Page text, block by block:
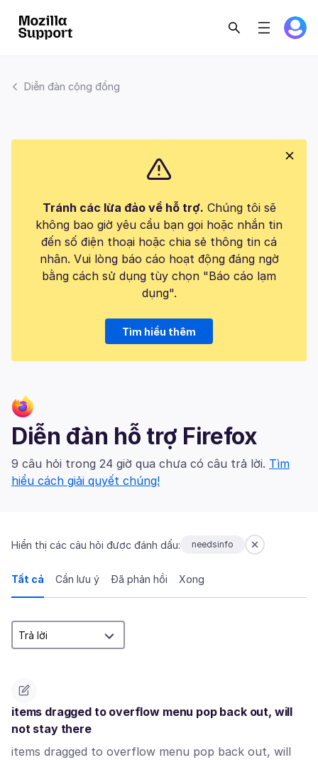
Diễn đàn cộng đồng
Tránh các lừa đảo về hỗ trợ. Chúng tôi sẽ
không bao giờ yêu cầu bạn gọi hoặc nhắn tin
đến số điện thoại hoặc chia sẻ thông tin cá
nhân. Vui lòng báo cáo hoạt động đáng ngờ
bằng cách sử dụng tùy chọn "Báo cáo lạm
dụng".
Tìm hiểu thêm
Diễn đàn hỗ trợ Firefox
9 câu hỏi trong 24 giờ qua chưa có câu trả lời. Tìm
hiểu cách giải quyết chúng!
Hiển thị các câu hỏi được đánh dấu: needsinfo
Tất cả Cần lưu ý Đã phản hồi Xong
items dragged to overflow menu pop back out, will
not stay there
items dragged to overflow menu pop back out, will